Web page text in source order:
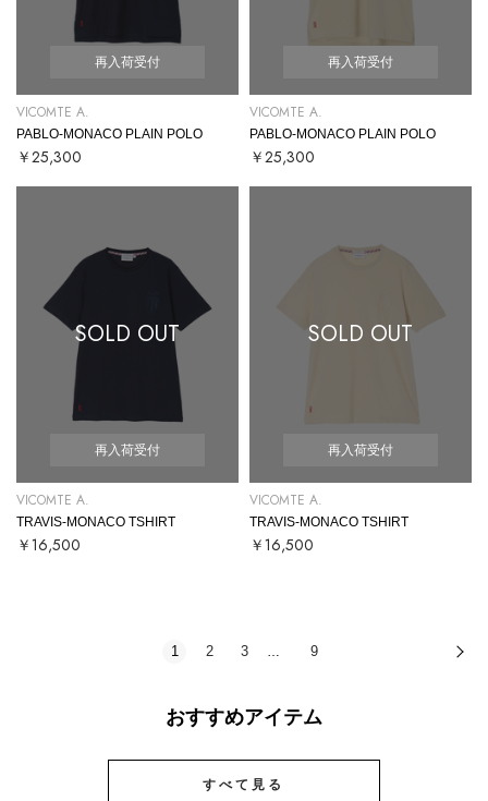
再入荷受付
VICOMTE A.
PABLO-MONACO PLAIN POLO
￥25,300
再入荷受付
VICOMTE A.
PABLO-MONACO PLAIN POLO
￥25,300
SOLD OUT
再入荷受付
VICOMTE A.
TRAVIS-MONACO TSHIRT
￥16,500
SOLD OUT
再入荷受付
VICOMTE A.
TRAVIS-MONACO TSHIRT
￥16,500
1 2 3 … 9
おすすめアイテム
すべて見る